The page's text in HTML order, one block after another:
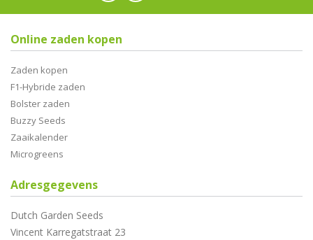
Online zaden kopen
Zaden kopen
F1-Hybride zaden
Bolster zaden
Buzzy Seeds
Zaaikalender
Microgreens
Adresgegevens
Dutch Garden Seeds
Vincent Karregatstraat 23